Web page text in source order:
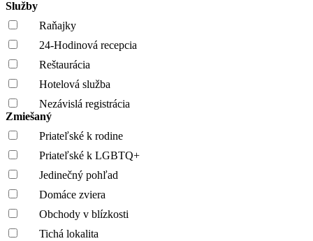
Služby
Raňajky
24-Hodinová recepcia
Reštaurácia
Hotelová služba
Nezávislá registrácia
Zmiešaný
Priateľské k rodine
Priateľské k LGBTQ+
Jedinečný pohľad
Domáce zviera
Obchody v blízkosti
Tichá lokalita